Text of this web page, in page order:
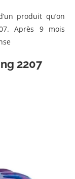
produit qu’on
Après 9 mois
2207